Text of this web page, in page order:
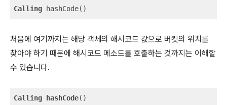
Calling hashCode()
처음에 여기까지는 해당 객체의 해시코드 값으로 버킷의 위치를
찾아야 하기 때문에 해시코드 메소드를 호출하는 것까지는 이해할
수 있습니다.
Calling hashCode